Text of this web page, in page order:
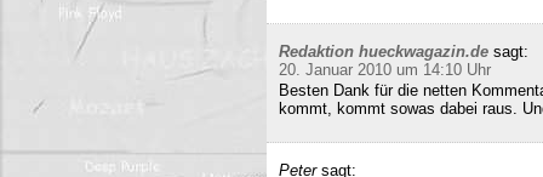
Redaktion hueckwagazin.de sagt:
20. Januar 2010 um 14:10 Uhr
Besten Dank für die netten
kommt, kommt sowas dabei raus.
Peter sagt: